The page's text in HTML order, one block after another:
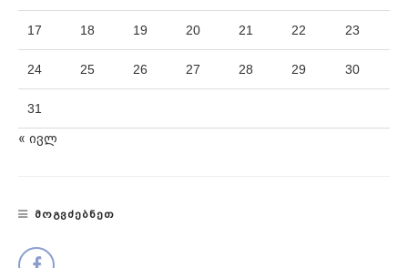
17 18 19 20 21 22 23
24 25 26 27 28 29 30
31
« ივლ
ᲛᲝᲒᲕᲫᲔᲑᲜᲔᲗ